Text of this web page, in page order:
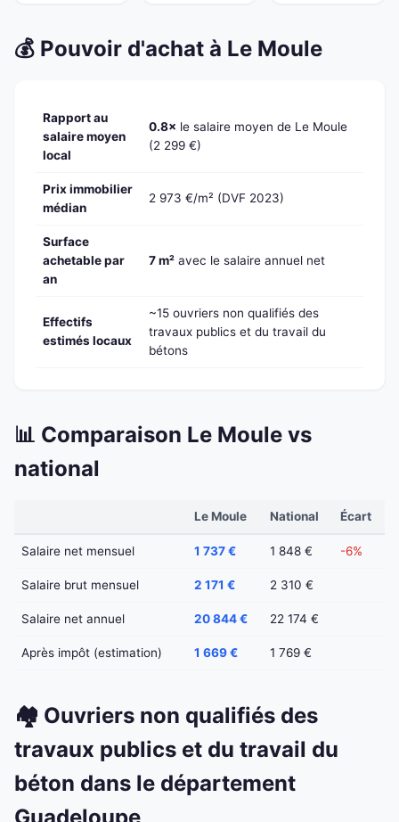
💰 Pouvoir d'achat à Le Moule
Rapport au
salaire moyen
local
0.8× le salaire moyen de Le Moule
(2 299 €)
Prix immobilier
médian
2 973 €/m² (DVF 2023)
Surface
achetable par
an
7 m² avec le salaire annuel net
Effectifs
estimés locaux
~15 ouvriers non qualifiés des
travaux publics et du travail du
bétons
📊 Comparaison Le Moule vs
national
Le Moule National Écart
Salaire net mensuel 1 737 € 1 848 € -6%
Salaire brut mensuel 2 171 € 2 310 €
Salaire net annuel 20 844 € 22 174 €
Après impôt (estimation) 1 669 € 1 769 €
🏘️ Ouvriers non qualifiés des
travaux publics et du travail du
béton dans le département